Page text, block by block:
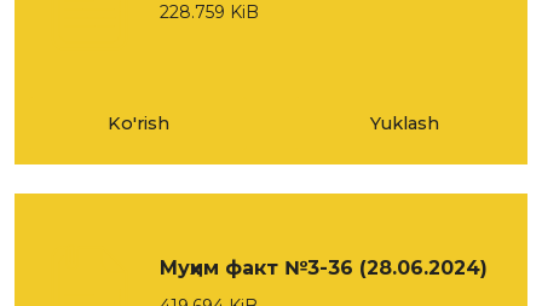
228.759 KiB
Ko'rish Yuklash
Муҳим факт №3-36 (28.06.2024)